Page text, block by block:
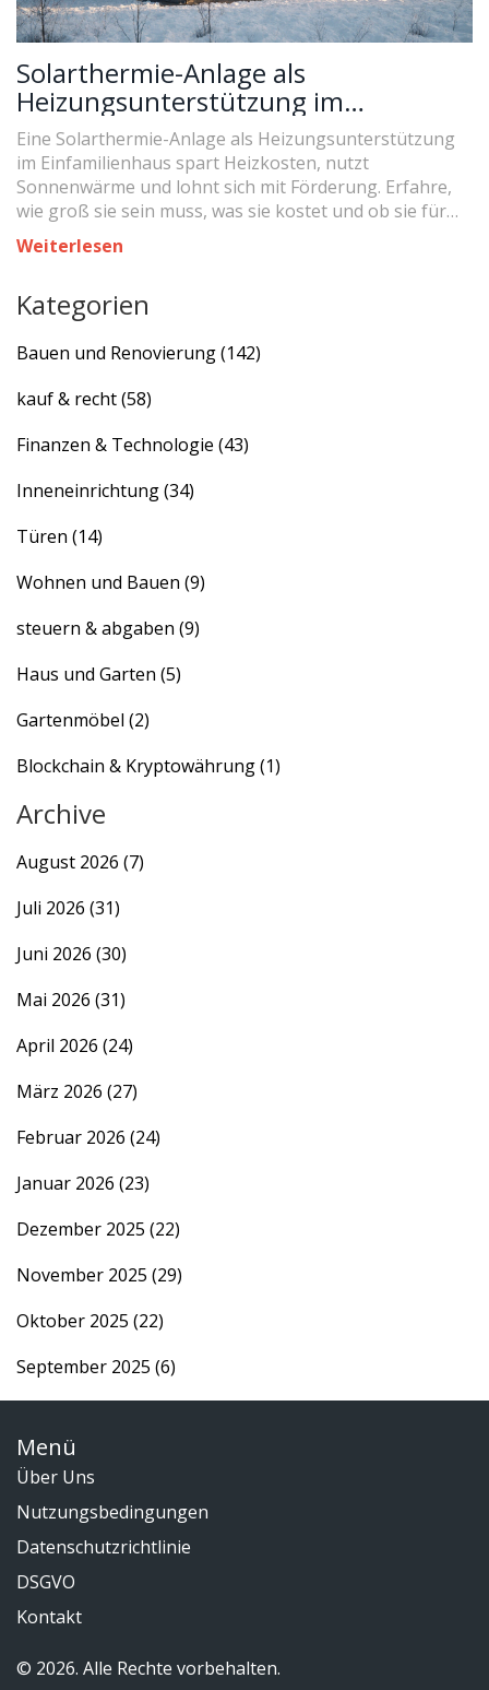
Solarthermie-Anlage als
Heizungsunterstützung im
Einfamilienhaus: Kosten, Nutzen und
Praxis-Tipps
Eine Solarthermie-Anlage als Heizungsunterstützung
im Einfamilienhaus spart Heizkosten, nutzt
Sonnenwärme und lohnt sich mit Förderung. Erfahre,
wie groß sie sein muss, was sie kostet und ob sie für
dein Haus die richtige Wahl ist.
Weiterlesen
Kategorien
Bauen und Renovierung(142)
kauf & recht(58)
Finanzen & Technologie (43)
Inneneinrichtung(34)
Türen (14)
Wohnen und Bauen (9)
steuern & abgaben (9)
Haus und Garten (5)
Gartenmöbel (2)
Blockchain & Kryptowährung(1)
Archive
August 2026 (7)
Juli 2026 (31)
Juni 2026 (30)
Mai 2026 (31)
April 2026 (24)
März 2026 (27)
Februar 2026 (24)
Januar 2026 (23)
Dezember 2025 (22)
November 2025 (29)
Oktober 2025 (22)
September 2025 (6)
Menü
Über Uns
Nutzungsbedingungen
Datenschutzrichtlinie
DSGVO
Kontakt
© 2026. Alle Rechte vorbehalten.